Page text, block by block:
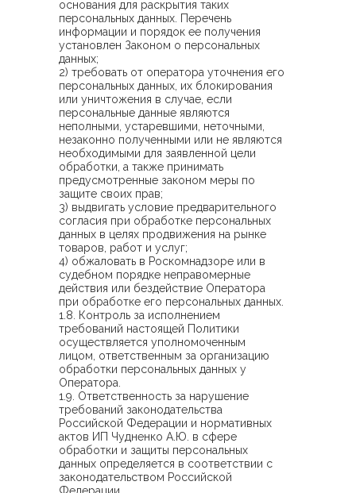
основания для раскрытия таких
персональных данных. Перечень
информации и порядок ее получения
установлен Законом о персональных
данных;
2) требовать от оператора уточнения его
персональных данных, их блокирования
или уничтожения в случае, если
персональные данные являются
неполными, устаревшими, неточными,
незаконно полученными или не являются
необходимыми для заявленной цели
обработки, а также принимать
предусмотренные законом меры по
защите своих прав;
3) выдвигать условие предварительного
согласия при обработке персональных
данных в целях продвижения на рынке
товаров, работ и услуг;
4) обжаловать в Роскомнадзоре или в
судебном порядке неправомерные
действия или бездействие Оператора
при обработке его персональных данных.
1.8. Контроль за исполнением
требований настоящей Политики
осуществляется уполномоченным
лицом, ответственным за организацию
обработки персональных данных у
Оператора.
1.9. Ответственность за нарушение
требований законодательства
Российской Федерации и нормативных
актов ИП Чудненко А.Ю. в сфере
обработки и защиты персональных
данных определяется в соответствии с
законодательством Российской
Федерации.